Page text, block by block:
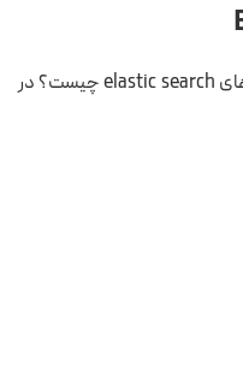
شاید برایتان سوال شده باشد که کاربردهای elastic search چیست؟ در